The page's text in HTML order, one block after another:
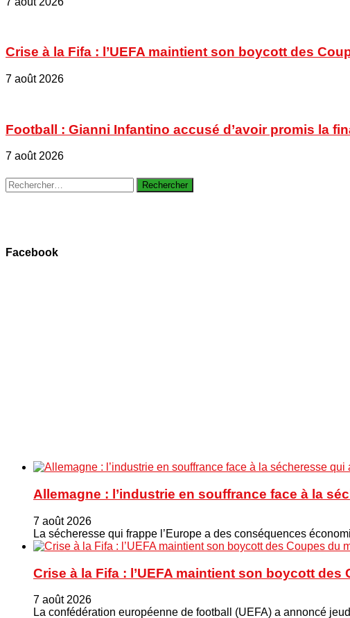
Crise à la Fifa : l’UEFA maintient son boycott des
7 août 2026
Football : Gianni Infantino accusé d’avoir promis la
7 août 2026
Rechercher :
Facebook
Allemagne : l’industrie en souffrance face à la
7 août 2026
La sécheresse qui frappe l’Europe a des conséquences
Crise à la Fifa : l’UEFA maintient son boycott des
7 août 2026
La confédération européenne de football (UEFA) a annoncé